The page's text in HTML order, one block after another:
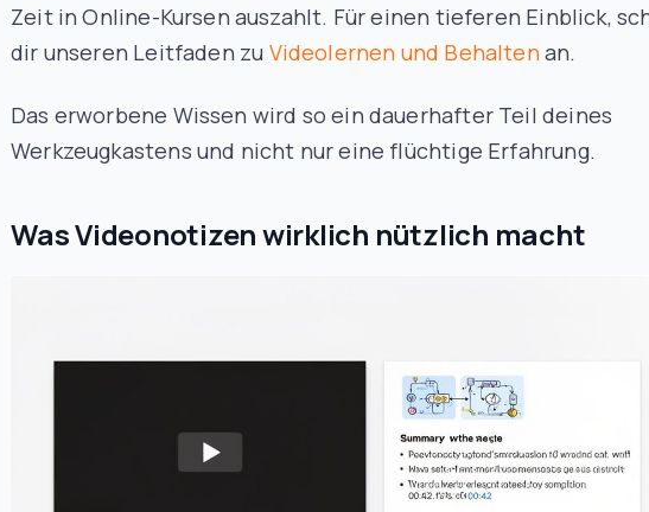
Zeit in Online-Kursen auszahlt. Für einen tieferen Einblick,
dir unseren Leitfaden zu Videolernen und Behaltenan.
Das erworbene Wissen wird so ein dauerhafter Teil deines
Werkzeugkastens und nicht nur eine flüchtige Erfahrung.
Was Videonotizen wirklich nützlich macht